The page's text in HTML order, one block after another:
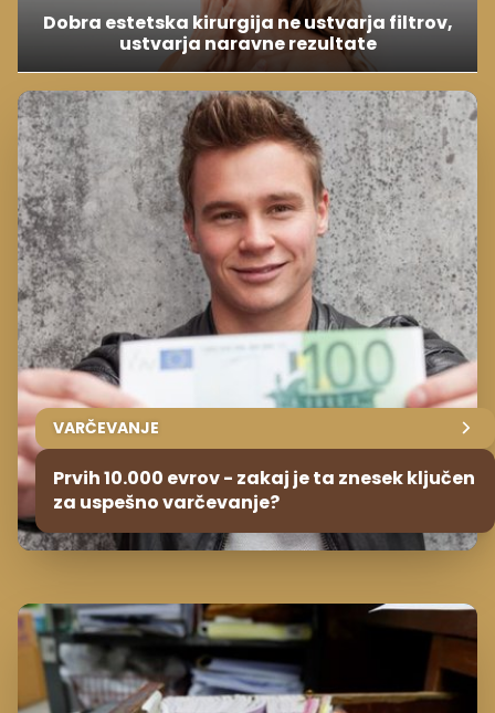
Dobra estetska kirurgija ne ustvarja filtrov,
ustvarja naravne rezultate
VARČEVANJE
Prvih 10.000 evrov - zakaj je ta znesek ključen
za uspešno varčevanje?